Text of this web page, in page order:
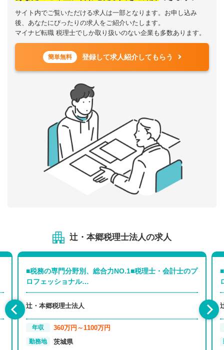
サイト内でご覧いただける求人は一部となります。お申し込み
後、あなたにぴったりの求人をご紹介いたします。
マイナビ転職 税理士でしか取り扱いのない企業も多数あります。
簡単無料 登録して求人紹介してもらう
辻・本郷税理士法人の求人
■税務の専門分野別、総合力NO.1■税理士・会計士のプ
ロフェッショナル…
辻・本郷税理士法人
年収 360万円～1100万円
勤務地 茨城県